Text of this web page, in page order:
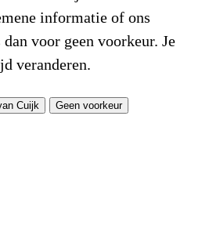
informatie of ons
voor geen voorkeur. Je
veranderen.
Cuijk Geen voorkeur